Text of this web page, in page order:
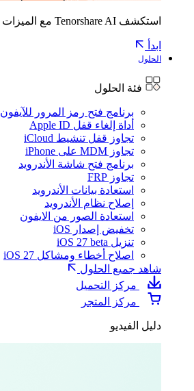
استكشف Tenorshare AI مع الميزات الجديدة المذهلة
ابدأ
الحلول
فئة الحلول
برنامج فتح رمز المرور للآيفون
أداة إلغاء قفل Apple ID
تجاوز قفل تنشيط iCloud
تجاوز MDM على iPhone
برنامج فتح شاشة الأندرويد
تجاوز FRP
استعادة بيانات الأندرويد
إصلاح نظام الأندرويد
استعادة الصور من الايفون
تخفيض إصدار iOS
تنزيل iOS 27 beta
اصلاح أخطاء ومشاكل iOS 27
شاهد جميع الحلول
مركز التحميل
مركز المتجر
دليل الفيديو